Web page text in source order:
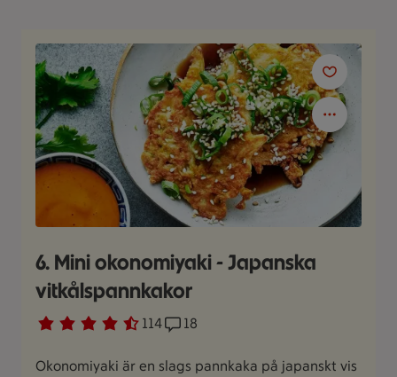
6. Mini okonomiyaki - Japanska
vitkålspannkakor
Betyg 4.5 av 5. 114
114 personer har röstatReceptet har 18 kommentarer
18
Okonomiyaki är en slags pannkaka på japanskt vis